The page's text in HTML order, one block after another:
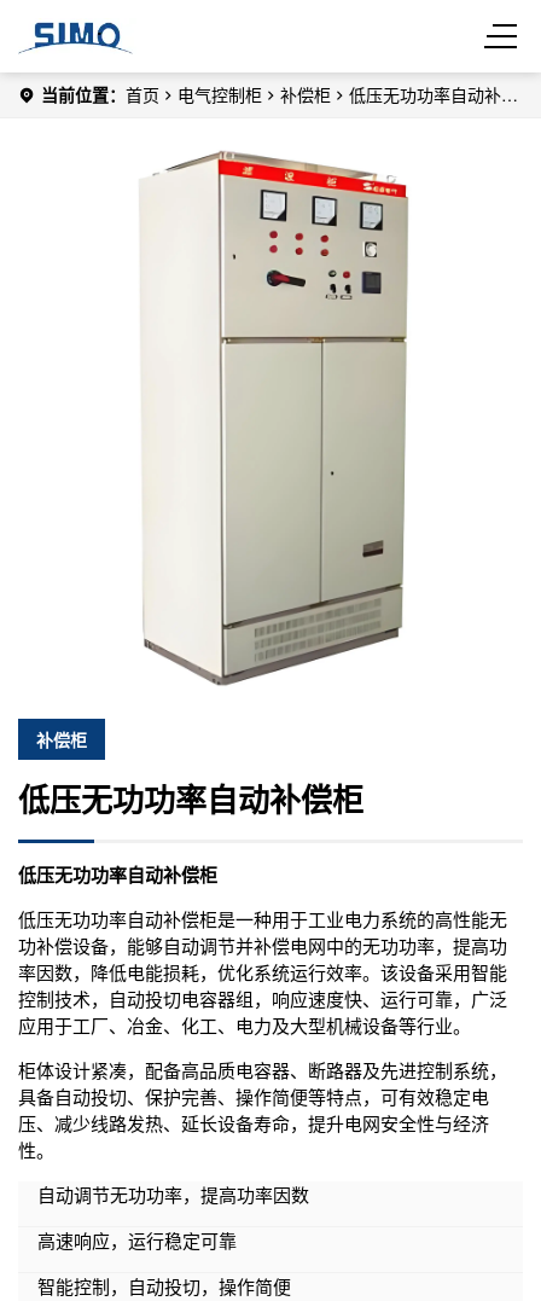
当前位置： 首页 电气控制柜 补偿柜
低压无功功率自动补偿
补偿柜
低压无功功率自动补偿柜
低压无功功率自动补偿柜
低压无功功率自动补偿柜是一种用于工业电力系统的高性能无
功补偿设备，能够自动调节并补偿电网中的无功功率，提高功
率因数，降低电能损耗，优化系统运行效率。该设备采用智能
控制技术，自动投切电容器组，响应速度快、运行可靠，广泛
应用于工厂、冶金、化工、电力及大型机械设备等行业。
柜体设计紧凑，配备高品质电容器、断路器及先进控制系统，
具备自动投切、保护完善、操作简便等特点，可有效稳定电
压、减少线路发热、延长设备寿命，提升电网安全性与经济
性。
自动调节无功功率，提高功率因数
高速响应，运行稳定可靠
智能控制，自动投切，操作简便